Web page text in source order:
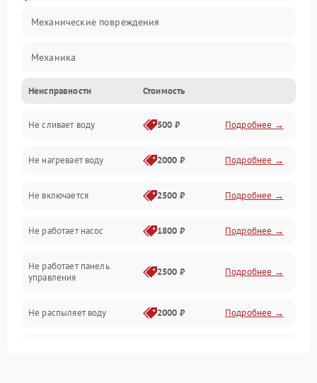
Механические повреждения
Механика
Управление
Электропитание
Датчики
Нагрев
Вода
Гигиена
Программное обеспечение
Неисправности Стоимость
Не сливает воду 500 ₽ Подробнее →
Не нагревает воду 2000 ₽ Подробнее →
Не включается 2500 ₽ Подробнее →
Не работает насос 1800 ₽ Подробнее →
Не работает панель
управления
2500 ₽ Подробнее →
Не распыляет воду 2000 ₽ Подробнее →